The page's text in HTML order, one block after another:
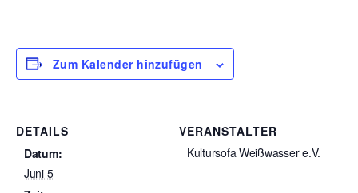
Zum Kalender hinzufügen
DETAILS
Datum:
Juni 5
VERANSTALTER
Kultursofa Weißwasser e.V.